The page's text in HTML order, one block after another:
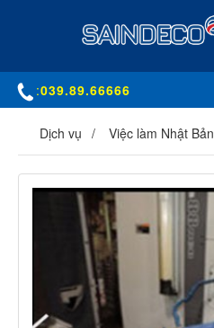
:039.89.66666
Dịch vụ Việc làm Nhật Bản